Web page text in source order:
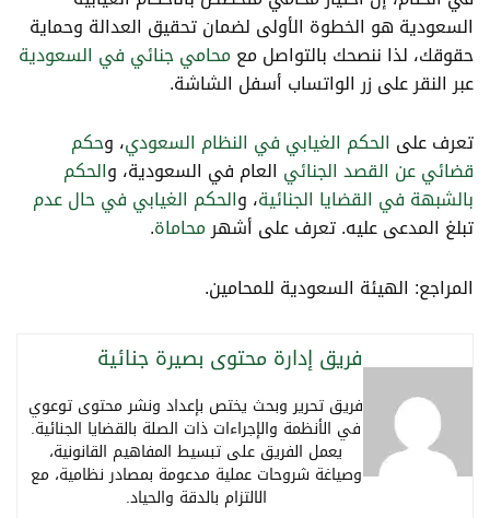
السعودية هو الخطوة الأولى لضمان تحقيق العدالة وحماية
حقوقك، لذا ننصحك بالتواصل معمحامي جنائي في السعودية
عبر النقر على زر الواتساب أسفل الشاشة.
تعرف على الحكم الغيابي في النظام السعودي، وحكم
قضائي عن القصد الجنائي العام في السعودية، والحكم
بالشبهة في القضايا الجنائية، والحكم الغيابي في حال عدم
تبلغ المدعى عليه. تعرف على أشهرمحاماة.
المراجع: الهيئة السعودية للمحامين.
فريق إدارة محتوى بصيرة جنائية
فريق تحرير وبحث يختص بإعداد ونشر محتوى توعوي
في الأنظمة والإجراءات ذات الصلة بالقضايا الجنائية.
يعمل الفريق على تبسيط المفاهيم القانونية،
وصياغة شروحات عملية مدعومة بمصادر نظامية، مع
الالتزام بالدقة والحياد.